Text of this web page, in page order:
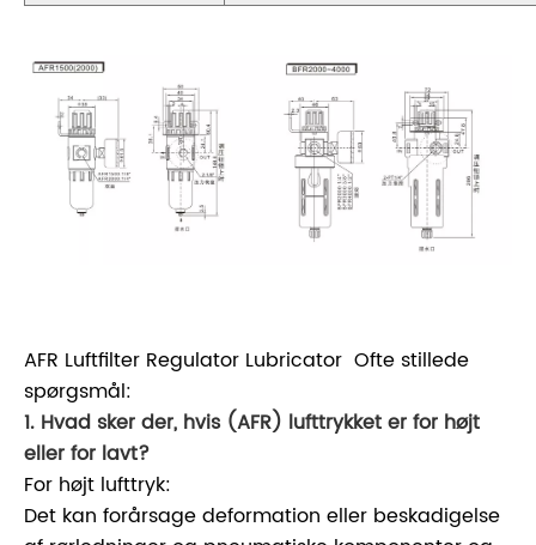
AFR Luftfilter Regulator Lubricator Ofte stillede
spørgsmål:
1. Hvad sker der, hvis (AFR) lufttrykket er for højt
eller for lavt?
For højt lufttryk:
Det kan forårsage deformation eller beskadigelse